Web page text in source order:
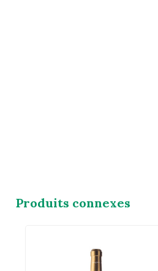
Produits connexes